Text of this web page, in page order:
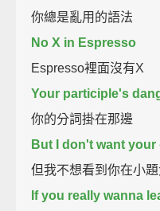
你總是亂用的語法
No X in Espresso
Espresso裡面沒有X
Your participle's
你的分詞掛在那邊
But I don't want your
但我不想看到你在小
If you really wanna